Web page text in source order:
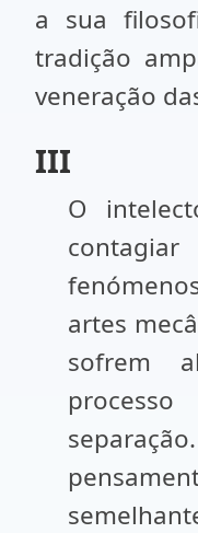
a sua
tradição
veneração
III
O
artes
sofrem